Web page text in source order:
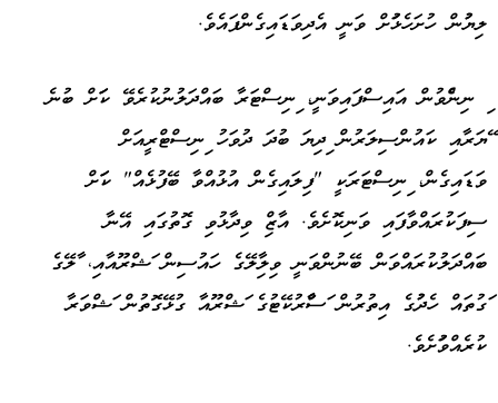
ލިޔުމުން ހުށަހެޅުމަށް ވަނީ އެދިވަޑައިގެންފައެވެ.
މި ނިންމެވުން އައިސްފައިވަނީ، މިނިސްޓަރާ ބައްދަލުނުކުރެވޭ ކަމަށް ބުނެ
މޭޔަރާއި ކައުންސިލަރުން މިދިޔަ ބުދަ ދުވަހު މިނިސްޓްރީއަށް
ވަޑައިގެން، މިނިސްޓަރަކީ "ފިލައިގެން އުޅުއްވާ ބޭފުޅެއް" ކަމަށް
ސިފަކުރައްވާފައި ވަނިކޮށެވެ. އާޒިމް ވިދާޅުވި ގޮތުގައި އޭނާ
ބައްދަލުކުރައްވަން ބޭނުންވަނީ ވިލިމާލޭގެ ހައުސިން މަޝްރޫއާއި، މާލޭގެ
މަގުތައް ހެދުމުގެ އިތުރުން މަސްމާރުކޭޓުގެ މަޝްރޫއާ ގުޅޭގޮތުން މަޝްވަރާ
ކުރެއްވުމަށެވެ.